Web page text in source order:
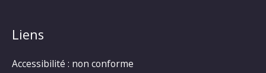
Liens
Accessibilité : non conforme